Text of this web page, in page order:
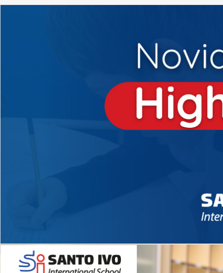
Novidades 2026 High School